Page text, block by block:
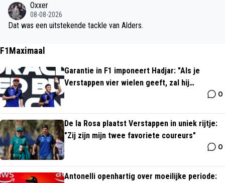
Oxxer
08-08-2026
Dat was een uitstekende tackle van Alders.
F1Maximaal
Garantie in F1 imponeert Hadjar: "Als je
Verstappen vier wielen geeft, zal hij
0
De la Rosa plaatst Verstappen in uniek rijtje:
"Zij zijn mijn twee favoriete coureurs"
0
Antonelli openhartig over moeilijke periode: